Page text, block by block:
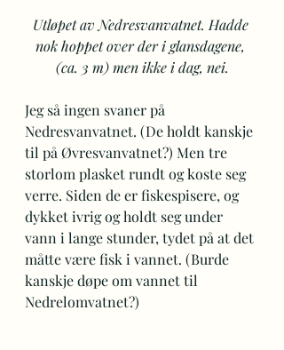
Utløpet av Nedresvanvatnet. Hadde
nok hoppet over der i glansdagene,
(ca. 3 m) men ikke i dag, nei.
Jeg så ingen svaner på
Nedresvanvatnet. (De holdt kanskje
til på Øvresvanvatnet?) Men tre
storlom plasket rundt og koste seg
verre. Siden de er fiskespisere, og
dykket ivrig og holdt seg under
vann i lange stunder, tydet på at det
måtte være fisk i vannet. (Burde
kanskje døpe om vannet til
Nedrelomvatnet?)